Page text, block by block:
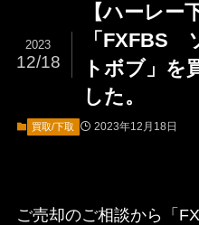
【ハーレー
「FXFBS
トボブ」を
した。
2023
12/18
買取/下取 2023年12月18日
ご売却のご相談から「